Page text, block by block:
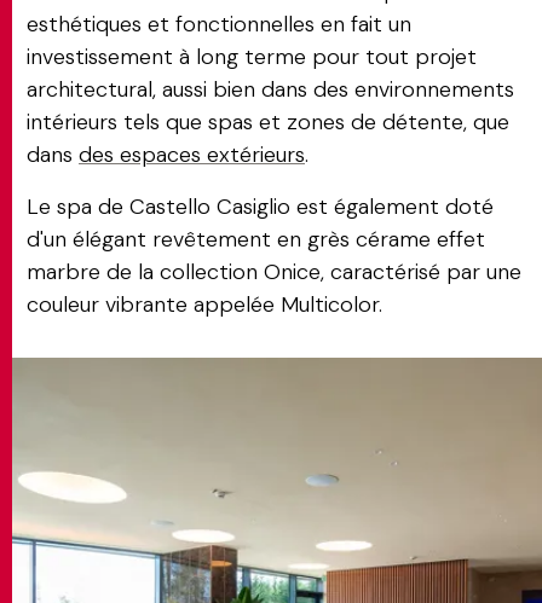
esthétiques et fonctionnelles en fait un
investissement à long terme pour tout projet
architectural, aussi bien dans des environnements
intérieurs tels que spas et zones de détente, que
dans des espaces extérieurs.
Le spa de Castello Casiglio est également doté
d'un élégant revêtement en grès cérame effet
marbre de la collection Onice, caractérisé par une
couleur vibrante appelée Multicolor.